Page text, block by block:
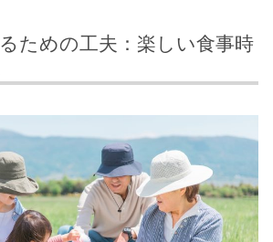
ための工夫：楽しい食事時